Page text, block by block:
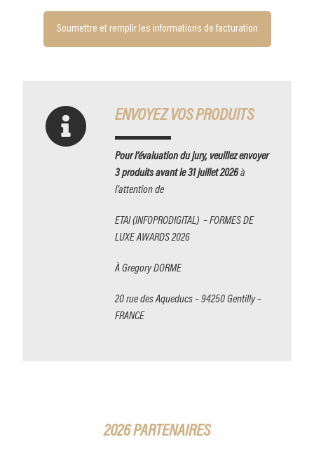
ENVOYEZ VOS PRODUITS
Pour l’évaluation du jury, veuillez envoyer
3 produits avant le 31 juillet 2026à
l’attention de
ETAI (INFOPRODIGITAL) – FORMES DE
LUXE AWARDS 2026
À Gregory DORME
20 rue des Aqueducs – 94250 Gentilly –
FRANCE
2026 PARTENAIRES